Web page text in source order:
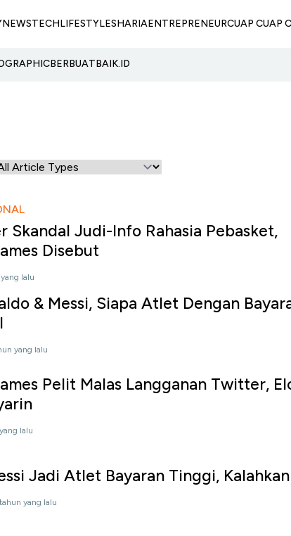
NEWSTECHLIFESTYLESHARIAENTREPRENEURCUAP CUAP
BERBUATBAIK.ID
Skandal Judi-Info Rahasia Pebasket,
Disebut
lalu
& Messi, Siapa Atlet Dengan
yang lalu
Pelit Malas Langganan Twitter,
lalu
Jadi Atlet Bayaran Tinggi,
yang lalu